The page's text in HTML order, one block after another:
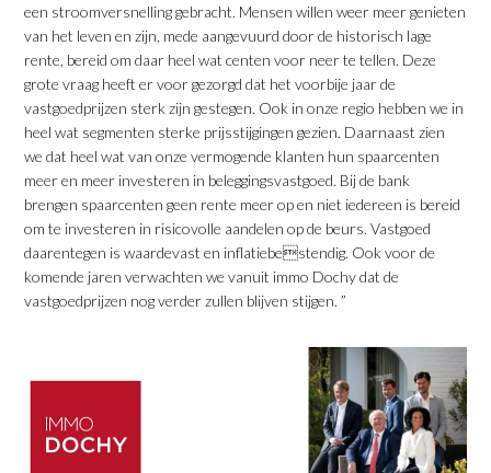
een stroomversnelling gebracht. Mensen willen weer meer genieten
van het leven en zijn, mede aangevuurd door de historisch lage
rente, bereid om daar heel wat centen voor neer te tellen. Deze
grote vraag heeft er voor gezorgd dat het voorbije jaar de
vastgoedprijzen sterk zijn gestegen. Ook in onze regio hebben we in
heel wat segmenten sterke prijsstijgingen gezien. Daarnaast zien
we dat heel wat van onze vermogende klanten hun spaarcenten
meer en meer investeren in beleggingsvastgoed. Bij de bank
brengen spaarcenten geen rente meer op en niet iedereen is bereid
om te investeren in risicovolle aandelen op de beurs. Vastgoed
daarentegen is waardevast en inflatiebestendig. Ook voor de
komende jaren verwachten we vanuit immo Dochy dat de
vastgoedprijzen nog verder zullen blijven stijgen. ”